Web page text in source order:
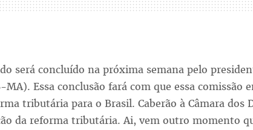
será concluído na próxima semana pelo
MA). Essa conclusão fará com que essa comissão
tributária para o Brasil. Caberão à Câmara dos
da reforma tributária. Ai, vem outro momento